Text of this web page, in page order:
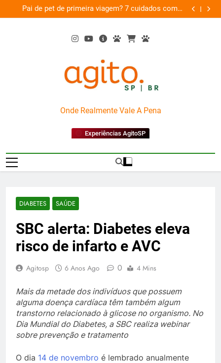
to
Pai de pet de primeira viagem? 7 cuidados com o
novo membro da família
AgitoSP
Onde Realmente Vale A Pena
Experiências AgitoSP
DIABETES SAÚDE
SBC alerta: Diabetes eleva
risco de infarto e AVC
Agitosp 6 Anos Ago 0 4 Mins
Mais da metade dos indivíduos que possuem
alguma doença cardíaca têm também algum
transtorno relacionado à glicose no organismo. No
Dia Mundial do Diabetes, a SBC realiza webinar
sobre prevenção e tratamento
O dia 14 de novembro é lembrado anualmente